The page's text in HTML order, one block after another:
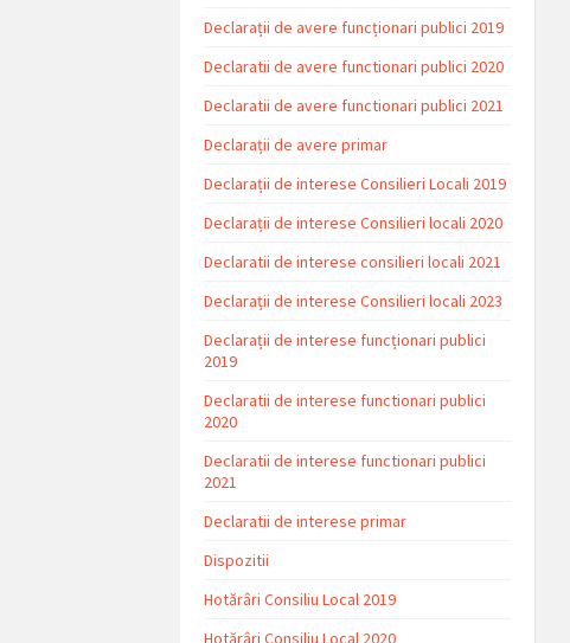
Declarații de avere funcționari publici 2019
Declaratii de avere functionari publici 2020
Declaratii de avere functionari publici 2021
Declarații de avere primar
Declarații de interese Consilieri Locali 2019
Declarații de interese Consilieri locali 2020
Declaratii de interese consilieri locali 2021
Declarații de interese Consilieri locali 2023
Declarații de interese funcționari publici
2019
Declaratii de interese functionari publici
2020
Declaratii de interese functionari publici
2021
Declaratii de interese primar
Dispozitii
Hotărâri Consiliu Local 2019
Hotărâri Consiliu Local 2020